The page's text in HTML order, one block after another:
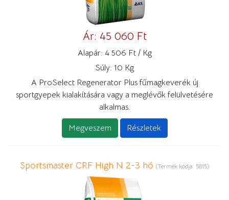
Ár: 45 060 Ft
Alapár: 4 506 Ft / Kg
Súly: 10 Kg
A ProSelect Regenerator Plus fűmagkeverék új
sportgyepek kialakítására vagy a meglévők felülvetésére
alkalmas.
Megveszem Részletek
Sportsmaster CRF High N 2-3 hó (Termék kódja: 5815)